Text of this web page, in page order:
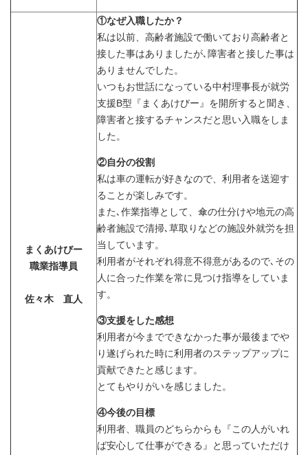
まくあけびー
職業指導員
佐々木 直人
①なぜ入職したか？
私は以前、高齢者施設で働いており高齢者と
接した事はありましたが､障害者と接した事は
ありませんでした。
いつもお世話になっている中村理事長が就労
支援B型『まくあけびー』を開所すると聞き、
障害者と接するチャンスだと思い入職をしま
した。
②自分の役割
私は車の運転が好きなので、利用者を送迎す
ることが楽しみです。
また､作業指導として、傘の仕分けや地元の高
齢者施設で清掃､草取りなどの施設外就労を担
当しています。
利用者がそれぞれ得意不得意があるので､その
人に合った作業を常に見つけ指導をしていま
す。
③支援をした感想
利用者が今までできなかった事が最後までや
り遂げられた時に利用者のステップアップに
貢献できたと感じます。
とてもやりがいを感じました。
④今後の目標
利用者、職員のどちらからも『この人がいれ
ば安心して仕事ができる』と思っていただけ